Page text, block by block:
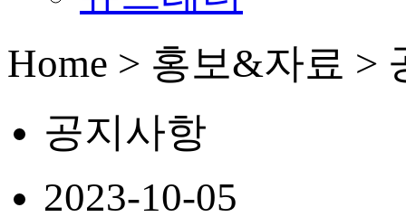
Home > 홍보&자료 >
공지사항
2023-10-05